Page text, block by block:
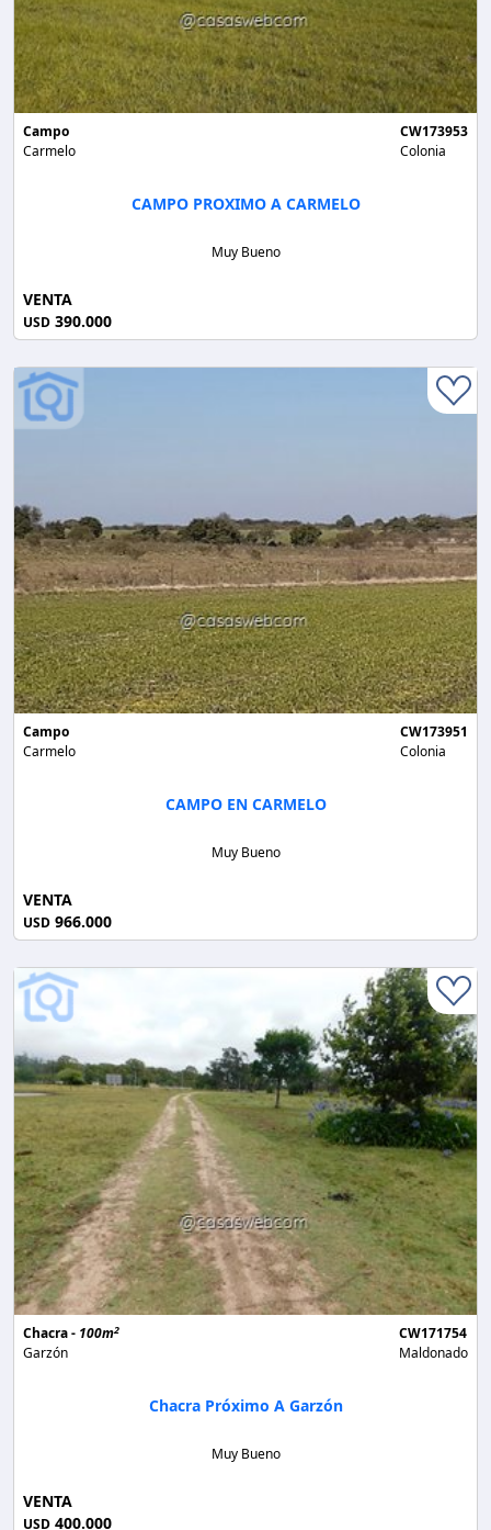
Campo
Carmelo
CW173953
Colonia
CAMPO PROXIMO A CARMELO
Muy Bueno
VENTA
USD 390.000
Campo
Carmelo
CW173951
Colonia
CAMPO EN CARMELO
Muy Bueno
VENTA
USD 966.000
Chacra - 100m2
Garzón
CW171754
Maldonado
Chacra Próximo A Garzón
Muy Bueno
VENTA
USD 400.000